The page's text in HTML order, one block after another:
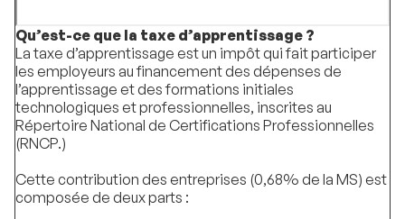
Qu’est-ce que la taxe d’apprentissage ?
La taxe d’apprentissage est un impôt qui fait participer
les employeurs au financement des dépenses de
l’apprentissage et des formations initiales
technologiques et professionnelles, inscrites au
Répertoire National de Certifications Professionnelles
(RNCP.)
Cette contribution des entreprises (0,68% de la MS) est
composée de deux parts :